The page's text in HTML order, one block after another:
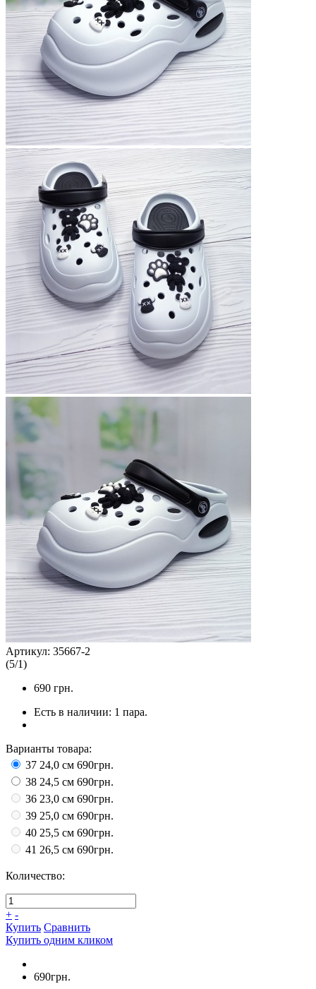
Артикул: 35667-2
(5/1)
690 грн.
Есть в наличии: 1 пара.
Варианты товара:
37 24,0 см 690грн.
38 24,5 см 690грн.
36 23,0 см 690грн.
39 25,0 см 690грн.
40 25,5 см 690грн.
41 26,5 см 690грн.
Количество:
+ -
Купить Сравнить
Купить одним кликом
690грн.